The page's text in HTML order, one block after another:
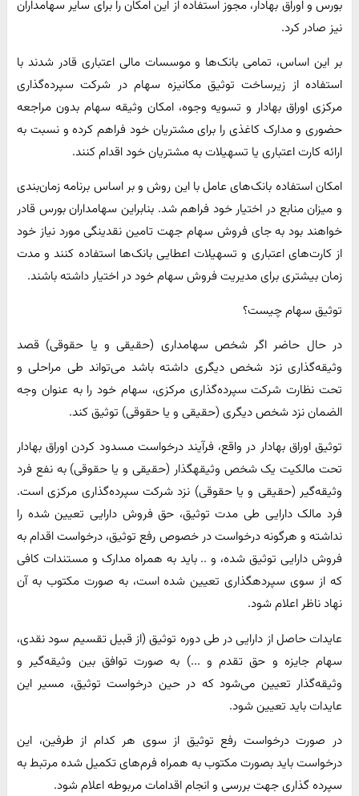
بورس و اوراق بهادار، مجوز استفاده از این امکان را برای سایر سهامداران
نیز صادر کرد.
بر این اساس، تمامی بانک‌ها و موسسات مالی اعتباری قادر شدند با
استفاده از زیرساخت توثیق مکانیزه سهام در شرکت سپرده‌گذاری
مرکزی اوراق بهادار و تسویه وجوه، امکان وثیقه سهام بدون مراجعه
حضوری و مدارک کاغذی را برای مشتریان خود فراهم کرده و نسبت به
ارائه کارت اعتباری یا تسهیلات به مشتریان خود اقدام کنند.
امکان استفاده بانک‌های عامل با این روش و بر اساس برنامه زمان‌بندی
و میزان منابع در اختیار خود فراهم شد. بنابراین سهامداران بورس قادر
خواهند بود به جای فروش سهام جهت تامین نقدینگی مورد نیاز خود
از کارت‌های اعتباری و تسهیلات اعطایی بانک‌ها استفاده کنند و مدت
زمان بیشتری برای مدیریت فروش سهام خود در اختیار داشته باشند.
توثیق سهام چیست؟
در حال حاضر اگر شخص سهامداری (حقیقی و یا حقوقی) قصد
وثیقه‌گذاری نزد شخص دیگری داشته باشد می‌تواند طی مراحلی و
تحت نظارت شرکت سپرده‌گذاری مرکزی، سهام خود را به عنوان وجه
الضمان نزد شخص دیگری (حقیقی و یا حقوقی) توثیق کند.
توثیق اوراق بهادار در واقع، فرآیند درخواست مسدود کردن اوراق بهادار
تحت مالکیت یک شخص وثیقه‎گذار (حقیقی و یا حقوقی) به نفع فرد
وثیقه‌گیر (حقیقی و یا حقوقی) نزد شرکت سپرده‌گذاری مرکزی است.
فرد مالک دارایی طی مدت توثیق، حق فروش دارایی تعیین شده را
نداشته و هرگونه درخواست در خصوص رفع توثیق، درخواست اقدام به
فروش دارایی توثیق شده، و .. باید به همراه مدارک و مستندات کافی
که از سوی سپرده‎گذاری تعیین شده است، به صورت مکتوب به آن
نهاد ناظر اعلام شود.
عایدات حاصل از دارایی در طی دوره توثیق (از قبیل تقسیم سود نقدی،
سهام جایزه و حق تقدم و ...) به صورت توافق بین وثیقه‌گیر و
وثیقه‌گذار تعیین می‌شود که در حین درخواست توثیق، مسیر این
عایدات باید تعیین شود.
در صورت درخواست رفع توثیق از سوی هر کدام از طرفین، این
درخواست باید بصورت مکتوب به همراه فرم‌های تکمیل شده مرتبط به
سپرده گذاری جهت بررسی و انجام اقدامات مربوطه اعلام شود.